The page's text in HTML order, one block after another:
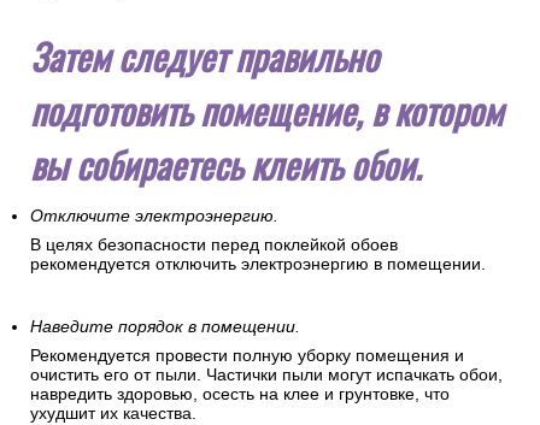
Затем следует правильно
подготовить помещение, в котором
вы собираетесь клеить обои.
Отключите электроэнергию.
В целях безопасности перед поклейкой обоев
рекомендуется отключить электроэнергию в помещении.
Наведите порядок в помещении.
Рекомендуется провести полную уборку помещения и
очистить его от пыли. Частички пыли могут испачкать обои,
навредить здоровью, осесть на клее и грунтовке, что
ухудшит их качества.